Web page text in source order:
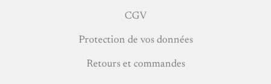
CGV
Protection de vos données
Retours et commandes